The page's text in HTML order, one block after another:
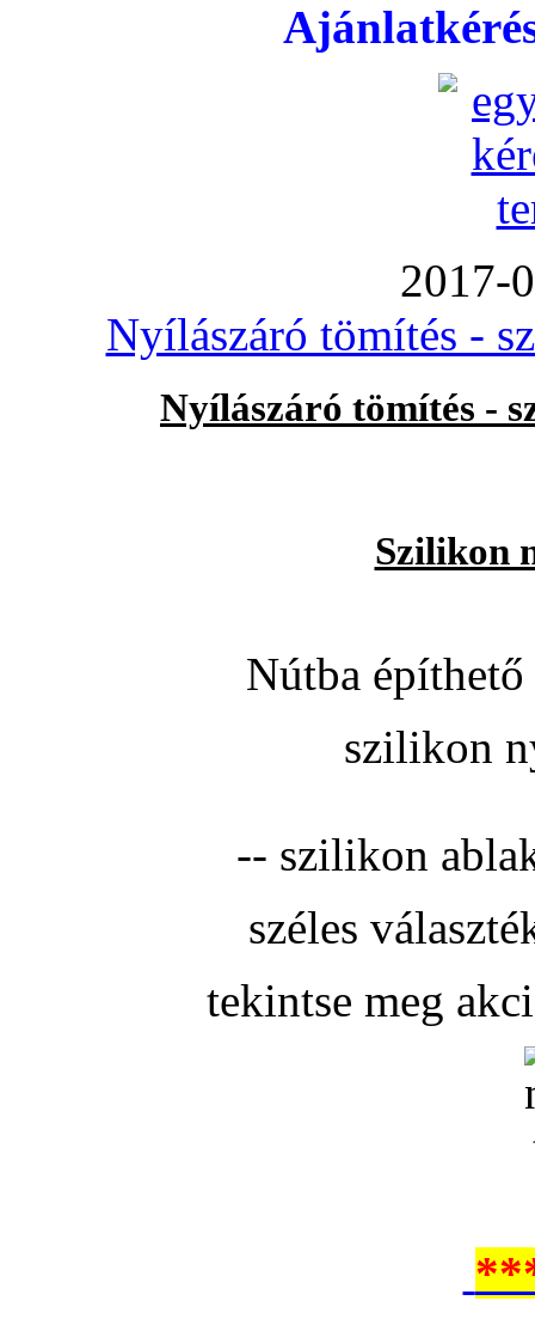
2017-
Nyílászáró tömítés -
Nyílászáró tömítés -
Szilikon
Nútba
szilikon
-- szilikon
széles
tekintse meg